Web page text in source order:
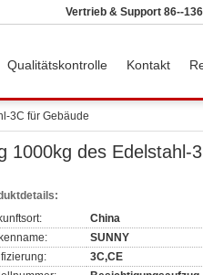
Vertrieb & Support 86--
Qualitätskontrolle Kontakt
3C für Gebäude
1000kg des Edelstahl-
China
SUNNY
3C,CE